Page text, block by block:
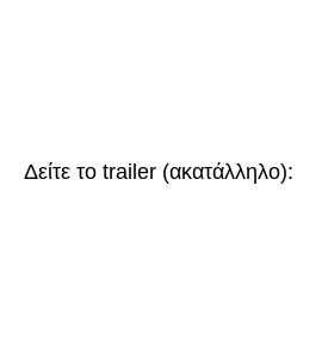
Δείτε το trailer (ακατάλληλο):